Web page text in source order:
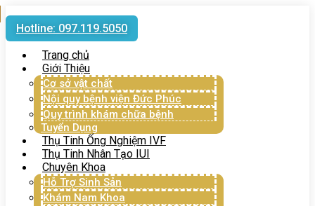
Hotline: 097.119.5050
Trang chủ
Giới Thiệu
Cơ sở vật chất
Nội quy bệnh viện Đức Phúc
Quy trình khám chữa bệnh
Tuyển Dụng
Thụ Tinh Ống Nghiệm IVF
Thụ Tinh Nhân Tạo IUI
Chuyên Khoa
Hỗ Trợ Sinh Sản
Khám Nam Khoa